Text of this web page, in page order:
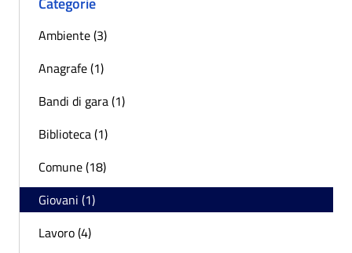
Ambiente (3)
Anagrafe (1)
Bandi di gara (1)
Biblioteca (1)
Comune (18)
Giovani (1)
Lavoro (4)